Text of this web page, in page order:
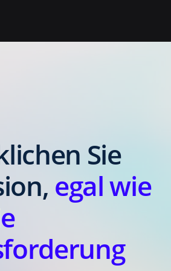
Sie
egal wie